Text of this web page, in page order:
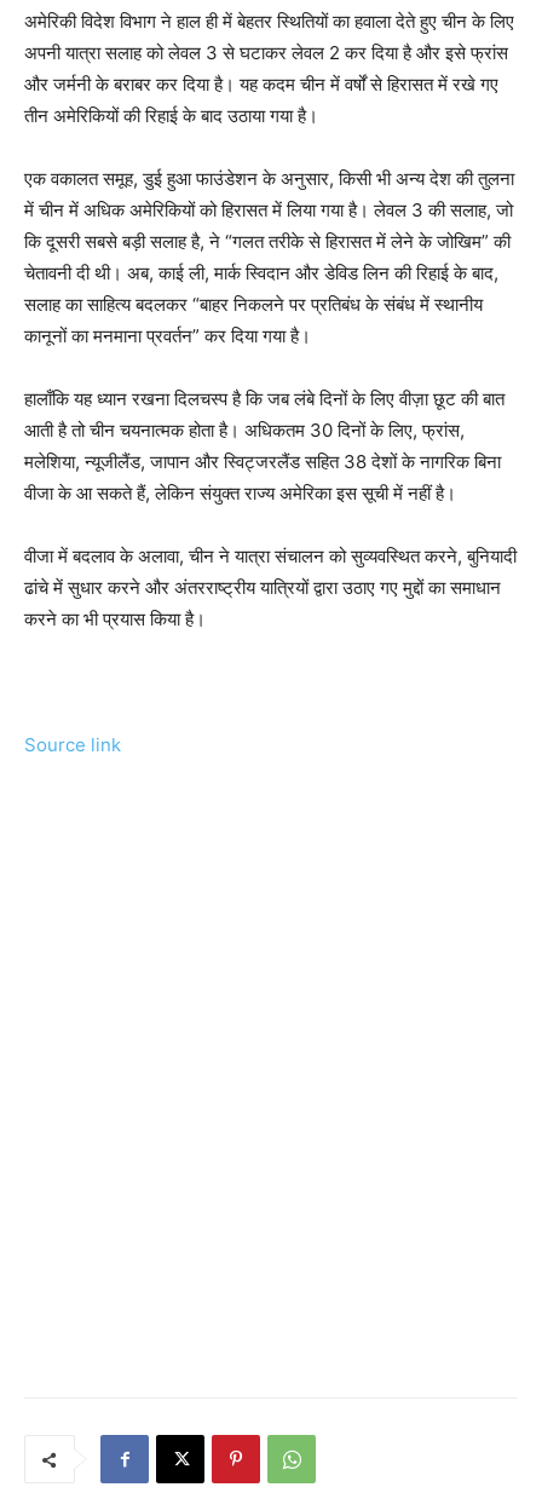
अमेरिकी विदेश विभाग ने हाल ही में बेहतर स्थितियों का हवाला देते हुए चीन के लिए
अपनी यात्रा सलाह को लेवल 3 से घटाकर लेवल 2 कर दिया है और इसे फ्रांस
और जर्मनी के बराबर कर दिया है। यह कदम चीन में वर्षों से हिरासत में रखे गए
तीन अमेरिकियों की रिहाई के बाद उठाया गया है।
एक वकालत समूह, डुई हुआ फाउंडेशन के अनुसार, किसी भी अन्य देश की तुलना
में चीन में अधिक अमेरिकियों को हिरासत में लिया गया है। लेवल 3 की सलाह, जो
कि दूसरी सबसे बड़ी सलाह है, ने “गलत तरीके से हिरासत में लेने के जोखिम” की
चेतावनी दी थी। अब, काई ली, मार्क स्विदान और डेविड लिन की रिहाई के बाद,
सलाह का साहित्य बदलकर “बाहर निकलने पर प्रतिबंध के संबंध में स्थानीय
कानूनों का मनमाना प्रवर्तन” कर दिया गया है।
हालाँकि यह ध्यान रखना दिलचस्प है कि जब लंबे दिनों के लिए वीज़ा छूट की बात
आती है तो चीन चयनात्मक होता है। अधिकतम 30 दिनों के लिए, फ्रांस,
मलेशिया, न्यूजीलैंड, जापान और स्विट्जरलैंड सहित 38 देशों के नागरिक बिना
वीजा के आ सकते हैं, लेकिन संयुक्त राज्य अमेरिका इस सूची में नहीं है।
वीजा में बदलाव के अलावा, चीन ने यात्रा संचालन को सुव्यवस्थित करने, बुनियादी
ढांचे में सुधार करने और अंतरराष्ट्रीय यात्रियों द्वारा उठाए गए मुद्दों का समाधान
करने का भी प्रयास किया है।
Source link